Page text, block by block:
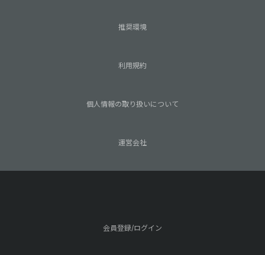
推奨環境
利用規約
個人情報の取り扱いについて
運営会社
会員登録/ログイン